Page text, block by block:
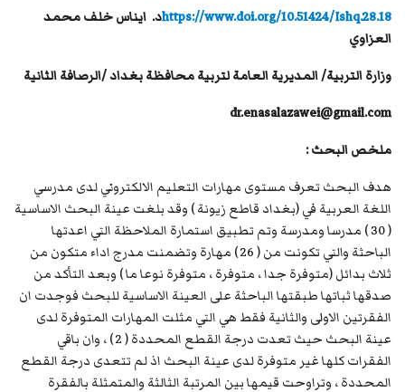
https://www.doi.org/10.51424/Ishq.28.18د. ايناس خلف محمد
العزاوي
وزارة التربية/ المديرية العامة لتربية محافظة بغداد /الرصافة الثانية
dr.enasalazawei@gmail.com
ملخص البحث :
هدف البحث تعرف مستوى مهارات التعليم الالكتروني لدى مدرسي
اللغة العربية في (بغداد قاطع زيونة ) وقد بلغت عينة البحث الاساسية
( 30 ) مدرسا ومدرسة وتم تطبيق استمارة الملاحظة التي اعدتها
الباحثة والتي تكونت من ( 26 ) مهارة وتضمنت مدرج اداء متكون من
ثلاث بدائل (متوفرة جدا ، متوفرة ، متوفرة نوعا ما ) وبعد التأكد من
صدقها ثباتها طبقتها الباحثة على العينة الاساسية للبحث فوجدت ان
الفقرتين الاولى والثانية فقط هي التي مثلت المهارات المتوفرة لدى
عينة البحث حيث تعدت درجة القطع المحددة ( 2 ) ، وان باقي
الفقرات كلها غير متوفرة لدى عينة البحث اذ لم تتعدى درجة القطع
المحددة ، وتراوحت قيمها بين المرتبة الثالثة والمتمثلة بالفقرة